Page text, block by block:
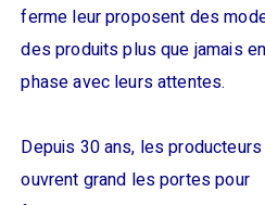
ferme leur proposent des
des produits plus que jamais en
phase avec leurs attentes.
Depuis 30 ans, les
ouvrent grand les portes pour